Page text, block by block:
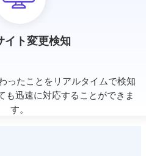
ト変更検知
ったことをリアルタイムで検知
も迅速に対応することができま
す。